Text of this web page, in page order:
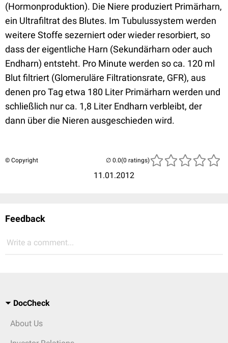
(Hormonproduktion). Die Niere produziert Primärharn,
ein Ultrafiltrat des Blutes. Im Tubulussystem werden
weitere Stoffe sezerniert oder wieder resorbiert, so
dass der eigentliche Harn (Sekundärharn oder auch
Endharn) entsteht. Pro Minute werden so ca. 120 ml
Blut filtriert (Glomeruläre Filtrationsrate, GFR), aus
denen pro Tag etwa 180 Liter Primärharn werden und
schließlich nur ca. 1,8 Liter Endharn verbleibt, der
dann über die Nieren ausgeschieden wird.
© Copyright
11.01.2012
(0 ratings)
Feedback
Write a comment...
DocCheck
About Us